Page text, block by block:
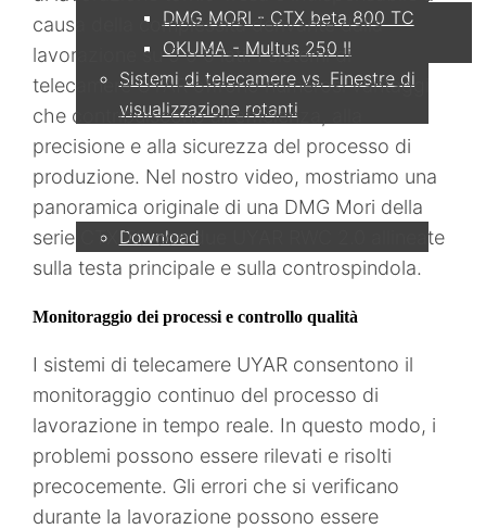
DMG MORI - CTX beta 800 TC
OKUMA - Multus 250 II
Sistemi di telecamere vs. Finestre di
visualizzazione rotanti
Servizio
Download
Contatto
Azienda
causa della complessità derivante dalla
lavorazione su 5 o 6 lati. I sistemi di
telecamere UYAR offrono numerosi vantaggi
che contribuiscono all'efficienza, alla
precisione e alla sicurezza del processo di
produzione. Nel nostro video, mostriamo una
panoramica originale di una DMG Mori della
serie CTX TC con due UYAR RWC 2.0 allineate
sulla testa principale e sulla controspindola.
Monitoraggio dei processi e controllo qualità
I sistemi di telecamere UYAR consentono il
monitoraggio continuo del processo di
lavorazione in tempo reale. In questo modo, i
problemi possono essere rilevati e risolti
precocemente. Gli errori che si verificano
durante la lavorazione possono essere